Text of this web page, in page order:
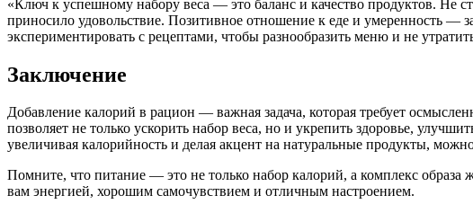
«Ключ к успешному набору веса — это баланс и качество продуктов. Не
приносило удовольствие. Позитивное отношение к еде и умеренность —
экспериментировать с рецептами, чтобы разнообразить меню и не
Заключение
Добавление калорий в рацион — важная задача, которая требует
позволяет не только ускорить набор веса, но и укрепить здоровье,
увеличивая калорийность и делая акцент на натуральные продукты,
Помните, что питание — это не только набор калорий, а комплекс
вам энергией, хорошим самочувствием и отличным настроением.